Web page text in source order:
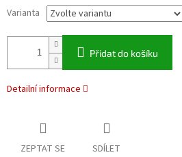
Varianta
Přidat do košíku
Detailní informace
ZEPTAT SE SDÍLET